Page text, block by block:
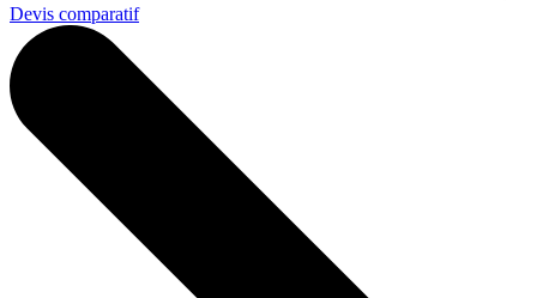
Devis comparatif